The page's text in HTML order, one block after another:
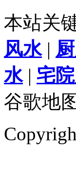
本站关
风水|
水| 宅
谷歌地